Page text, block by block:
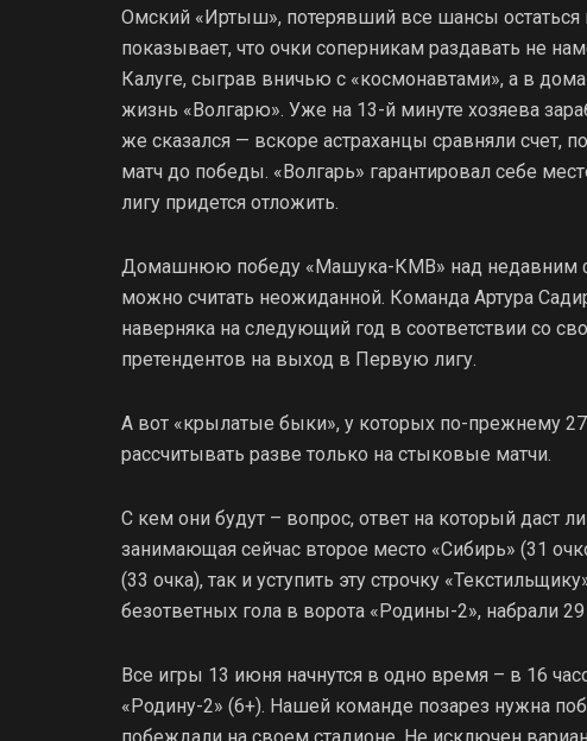
Омский «Иртыш», потерявший все шансы остаться
показывает, что очки соперникам раздавать не
Калуге, сыграв вничью с «космонавтами», а в
жизнь «Волгарю». Уже на 13-й минуте хозяева
же сказался — вскоре астраханцы сравняли счет,
матч до победы. «Волгарь» гарантировал себе
лигу придется отложить.
Домашнюю победу «Машука-КМВ» над недавним
можно считать неожиданной. Команда Артура
наверняка на следующий год в соответствии со
претендентов на выход в Первую лигу.
А вот «крылатые быки», у которых по-прежнему
рассчитывать разве только на стыковые матчи.
С кем они будут – вопрос, ответ на который даст
занимающая сейчас второе место «Сибирь» (31
(33 очка), так и уступить эту строчку
безответных гола в ворота «Родины-2», набрали
Все игры 13 июня начнутся в одно время – в 16
«Родину-2» (6+). Нашей команде позарез нужна
побеждали на своем стадионе. Не исключен